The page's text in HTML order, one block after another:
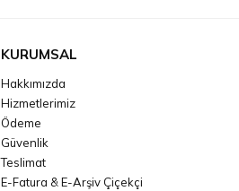
KURUMSAL
Hakkımızda
Hizmetlerimiz
Ödeme
Güvenlik
Teslimat
E-Fatura & E-Arşiv Çiçekçi